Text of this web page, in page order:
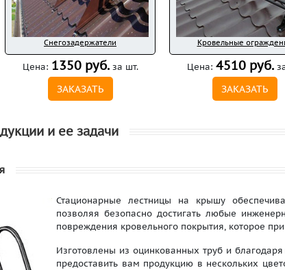
Снегозадержатели Кровельные
Цена: 1350 руб.за шт.
ЗАКАЗАТЬ
Цена: 4510 руб.
ЗАКАЗАТЬ
и ее задачи
Стационарные лестницы на крышу
позволяя безопасно достигать любые
повреждения кровельного покрытия, которое
Изготовлены из оцинкованных труб и
предоставить вам продукцию в нескольких